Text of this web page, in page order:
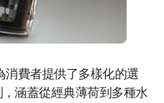
消費者提供了多樣化的選
涵蓋從經典薄荷到多種水